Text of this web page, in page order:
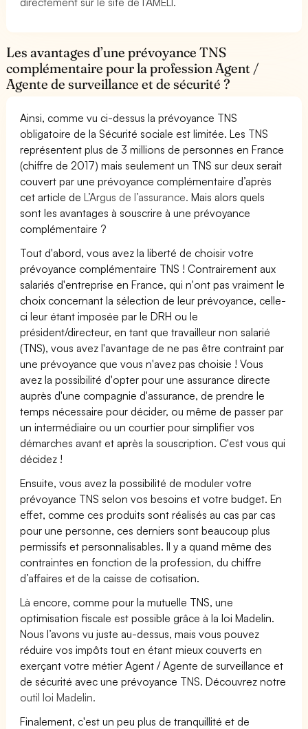
Les avantages d’une prévoyance TNS
complémentaire pour la profession Agent /
Agente de surveillance et de sécurité ?
Ainsi, comme vu ci-dessus la prévoyance TNS
obligatoire de la Sécurité sociale est limitée. Les TNS
représentent plus de 3 millions de personnes en France
(chiffre de 2017) mais seulement un TNS sur deux serait
couvert par une prévoyance complémentaire d’après
cet article deL’Argus de l’assurance. Mais alors quels
sont les avantages à souscrire à une prévoyance
complémentaire ?
Tout d'abord, vous avez la liberté de choisir votre
prévoyance complémentaire TNS ! Contrairement aux
salariés d'entreprise en France, qui n'ont pas vraiment le
choix concernant la sélection de leur prévoyance, celle-
ci leur étant imposée par le DRH ou le
président/directeur, en tant que travailleur non salarié
(TNS), vous avez l'avantage de ne pas être contraint par
une prévoyance que vous n'avez pas choisie ! Vous
avez la possibilité d'opter pour une assurance directe
auprès d'une compagnie d'assurance, de prendre le
temps nécessaire pour décider, ou même de passer par
un intermédiaire ou un courtier pour simplifier vos
démarches avant et après la souscription. C'est vous qui
décidez !
Ensuite, vous avez la possibilité de moduler votre
prévoyance TNS selon vos besoins et votre budget. En
effet, comme ces produits sont réalisés au cas par cas
pour une personne, ces derniers sont beaucoup plus
permissifs et personnalisables. Il y a quand même des
contraintes en fonction de la profession, du chiffre
d’affaires et de la caisse de cotisation.
Là encore, comme pour la mutuelle TNS, une
optimisation fiscale est possible grâce à la loi Madelin.
Nous l’avons vu juste au-dessus, mais vous pouvez
réduire vos impôts tout en étant mieux couverts en
exerçant votre métier Agent / Agente de surveillance et
de sécurité avec une prévoyance TNS. Découvrez notre
outil loi Madelin.
Finalement, c'est un peu plus de tranquillité et de